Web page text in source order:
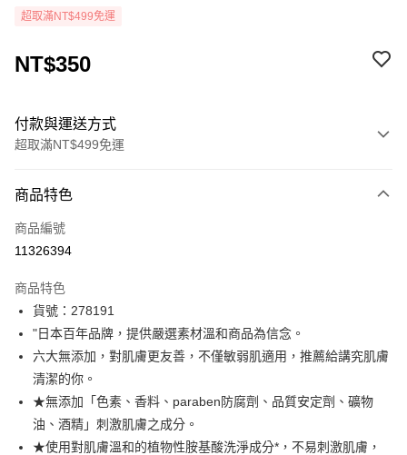
超取滿NT$499免運
NT$350
付款與運送方式
超取滿NT$499免運
icash Pay
信用卡一次付款
LINE Pay
Apple Pay
街口支付
悠遊付
Google Pay
商品特色
商品編號
11326394
商品特色
貨號：278191
"日本百年品牌，提供嚴選素材溫和商品為信念。
六大無添加，對肌膚更友善，不僅敏弱肌適用，推薦給講究肌膚
清潔的你。
★無添加「色素、香料、paraben防腐劑、品質安定劑、礦物
油、酒精」刺激肌膚之成分。
★使用對肌膚溫和的植物性胺基酸洗淨成分*，不易刺激肌膚，